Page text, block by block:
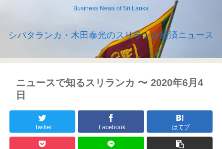
Business News of Sri Lanka
シバタランカ・木田泰光のスリランカ経済ニュース
ニュースで知るスリランカ 〜 2020年6月4
日
Twitter Facebook はてブ